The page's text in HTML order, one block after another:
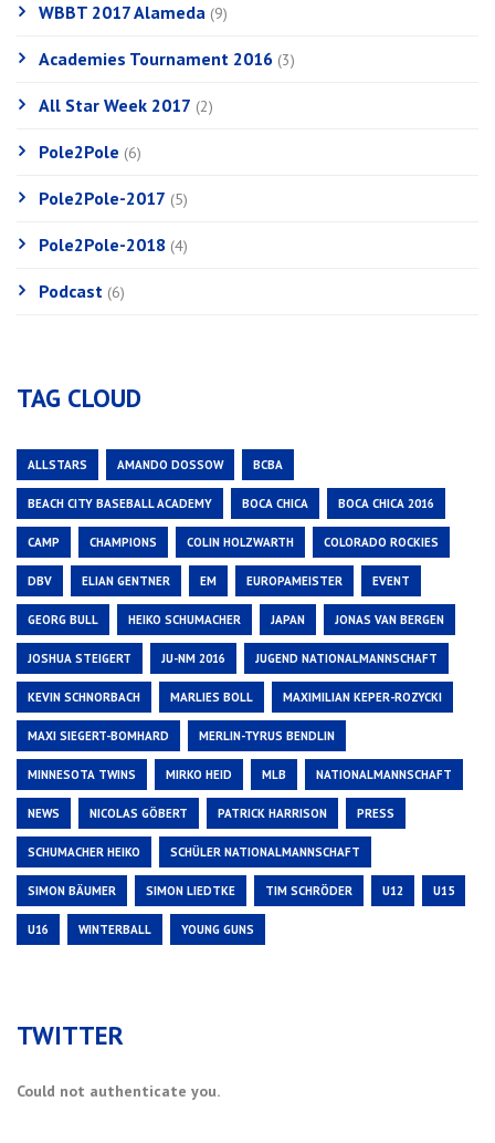
WBBT 2017 Alameda (9)
Academies Tournament 2016 (3)
All Star Week 2017 (2)
Pole2Pole (6)
Pole2Pole-2017 (5)
Pole2Pole-2018 (4)
Podcast (6)
TAG CLOUD
ALLSTARS AMANDO DOSSOW BCBA
BEACH CITY BASEBALL ACADEMY BOCA CHICA BOCA CHICA 2016
CAMP CHAMPIONS COLIN HOLZWARTH COLORADO ROCKIES
DBV ELIAN GENTNER EM EUROPAMEISTER EVENT
GEORG BULL HEIKO SCHUMACHER JAPAN JONAS VAN BERGEN
JOSHUA STEIGERT JU-NM 2016 JUGEND NATIONALMANNSCHAFT
KEVIN SCHNORBACH MARLIES BOLL MAXIMILIAN KEPER-ROZYCKI
MAXI SIEGERT-BOMHARD MERLIN-TYRUS BENDLIN
MINNESOTA TWINS MIRKO HEID MLB NATIONALMANNSCHAFT
NEWS NICOLAS GÖBERT PATRICK HARRISON PRESS
SCHUMACHER HEIKO SCHÜLER NATIONALMANNSCHAFT
SIMON BÄUMER SIMON LIEDTKE TIM SCHRÖDER U12 U15
U16 WINTERBALL YOUNG GUNS
TWITTER
Could not authenticate you.